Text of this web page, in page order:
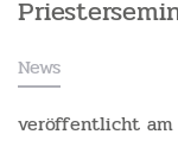
News
veröffentlicht am